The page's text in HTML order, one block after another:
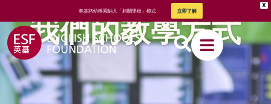
X
英基將幼稚園納入「相關學校」模式 立即了解
我們的教學方式